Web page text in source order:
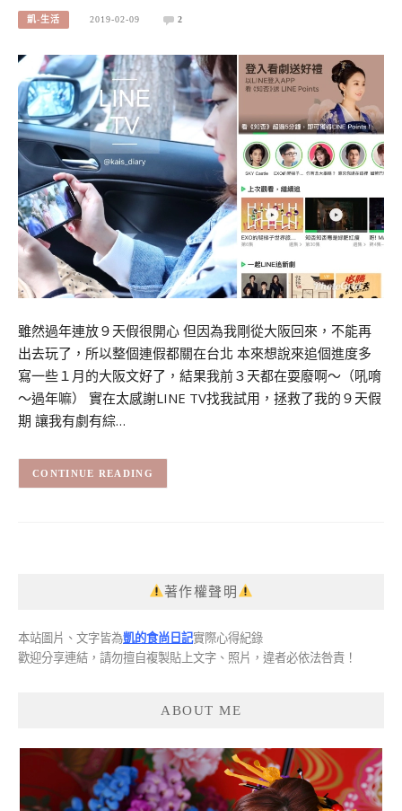
凱-生活 2019-02-09 2
雖然過年連放９天假很開心 但因為我剛從大阪回來，不能再
出去玩了，所以整個連假都關在台北 本來想說來追個進度多
寫一些１月的大阪文好了，結果我前３天都在耍廢啊～（吼唷
～過年嘛） 實在太感謝LINE TV找我試用，拯救了我的９天假
期 讓我有劇有綜…
CONTINUE READING
著作權聲明
本站圖片、文字皆為凱的食尚日記實際心得紀錄
歡迎分享連結，請勿擅自複製貼上文字、照片，違者必依法咎責！
ABOUT ME